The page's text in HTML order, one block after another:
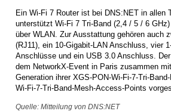
Ein Wi-Fi 7 Router ist bei DNS:NET in allen
unterstützt Wi-Fi 7 Tri-Band (2,4 / 5 / 6
über WLAN. Zur Ausstattung gehören auch
(RJ11), ein 10-Gigabit-LAN Anschluss, vier
Anschlüsse und ein USB 3.0 Anschluss.
dem NetworkX-Event in Paris zusammen
Generation ihrer XGS-PON-Wi-Fi-7-Tri-
Wi-Fi-7-Tri-Band-Mesh-Access-Points
Quelle: Mitteilung von DNS:NET